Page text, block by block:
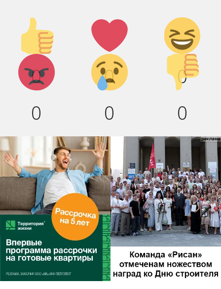
Палец
вверх!
0
Лайк!
0
Дикий
смех!
0
Агрессия!
0
Грусть :(
0
Палец
вниз!
0